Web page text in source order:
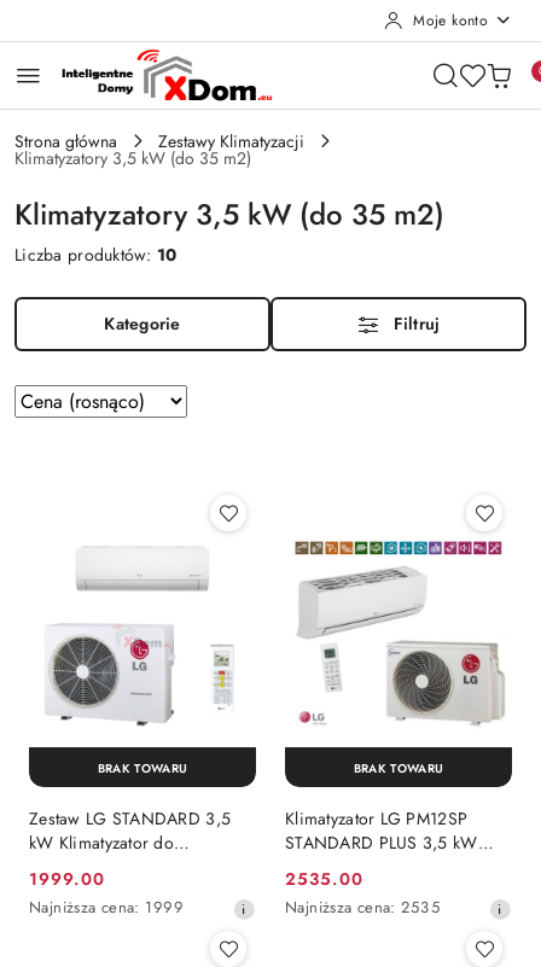
Moje konto
Strona główna Zestawy Klimatyzacji
Klimatyzatory 3,5 kW (do 35 m2)
Klimatyzatory 3,5 kW (do 35 m2)
Liczba produktów: 10
Kategorie Filtruj
Zastosowano
sortowanie:
Sortuj
według
Zestaw LG STANDARD 3,5
kW Klimatyzator do
pomieszczenia max 35m2
Cena
promocyjna:
1999.00
Najniższa
Najniższa cena: 1999
BRAK TOWARU
Klimatyzator LG PM12SP
STANDARD PLUS 3,5 kW
WiFi pomieszczenie 35m2
Cena
promocyjna:
2535.00
Najniższa
Najniższa cena: 2535
BRAK TOWARU